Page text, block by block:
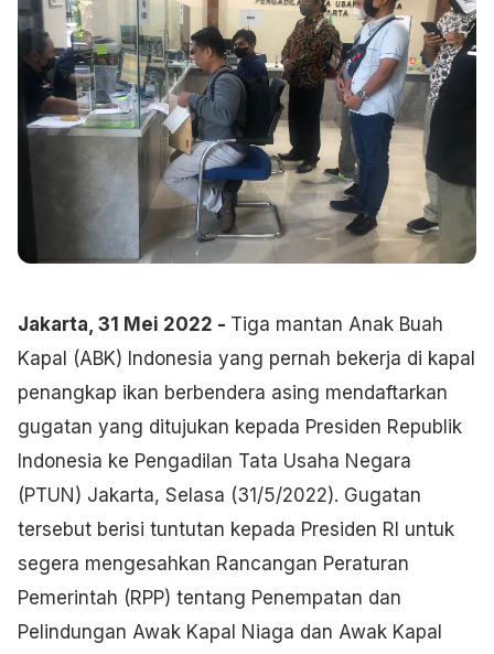
Jakarta, 31 Mei 2022 - Tiga mantan Anak Buah
Kapal (ABK) Indonesia yang pernah bekerja di kapal
penangkap ikan berbendera asing mendaftarkan
gugatan yang ditujukan kepada Presiden Republik
Indonesia ke Pengadilan Tata Usaha Negara
(PTUN) Jakarta, Selasa (31/5/2022). Gugatan
tersebut berisi tuntutan kepada Presiden RI untuk
segera mengesahkan Rancangan Peraturan
Pemerintah (RPP) tentang Penempatan dan
Pelindungan Awak Kapal Niaga dan Awak Kapal